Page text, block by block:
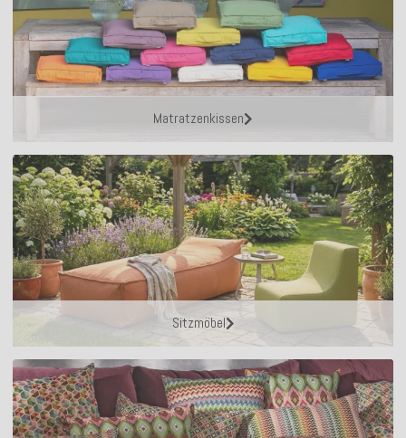
Matratzenkissen
Sitzmöbel